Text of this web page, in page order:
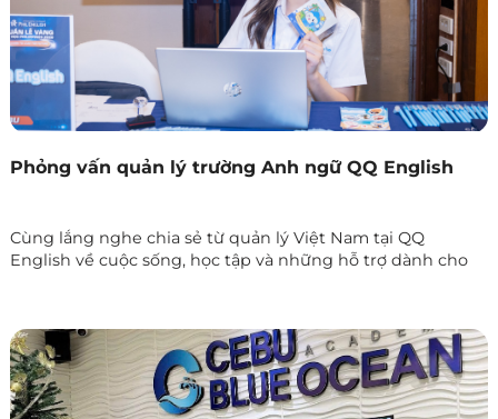
Phỏng vấn quản lý trường Anh ngữ QQ English
Cùng lắng nghe chia sẻ từ quản lý Việt Nam tại QQ
English về cuộc sống, học tập và những hỗ trợ dành cho